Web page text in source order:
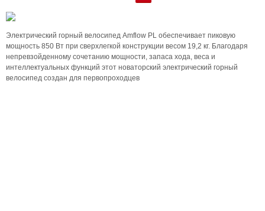
Электрический горный велосипед Amflow PL обеспечивает пиковую
мощность 850 Вт при сверхлегкой конструкции весом 19,2 кг. Благодаря
непревзойденному сочетанию мощности, запаса хода, веса и
интеллектуальных функций этот новаторский электрический горный
велосипед создан для первопроходцев